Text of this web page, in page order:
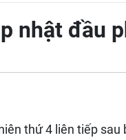
nhật đầu
thứ 4 liên tiếp